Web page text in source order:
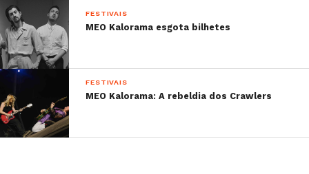
FESTIVAIS
MEO Kalorama esgota bilhetes
FESTIVAIS
MEO Kalorama: A rebeldia dos Crawlers